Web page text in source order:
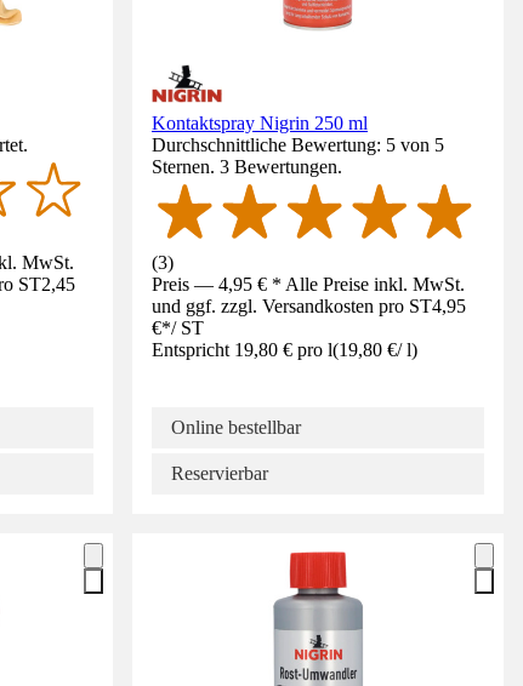
MwSt.
ST2,45
Kontaktspray Nigrin 250 ml
Durchschnittliche Bewertung: 5 von 5
Sternen. 3 Bewertungen.
(3)
Preis — 4,95 € * Alle Preise inkl. MwSt.
und ggf. zzgl. Versandkosten pro ST4,95
€*/ ST
Entspricht 19,80 € pro l(19,80 €/ l)
Online bestellbar
Reservierbar